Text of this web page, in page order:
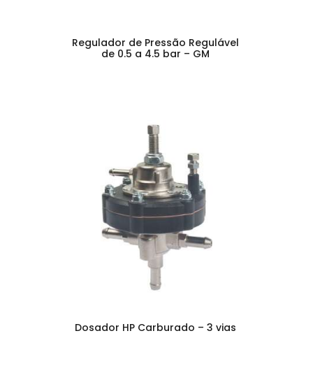
Regulador de Pressão Regulável
de 0.5 a 4.5 bar – GM
Dosador HP Carburado – 3 vias